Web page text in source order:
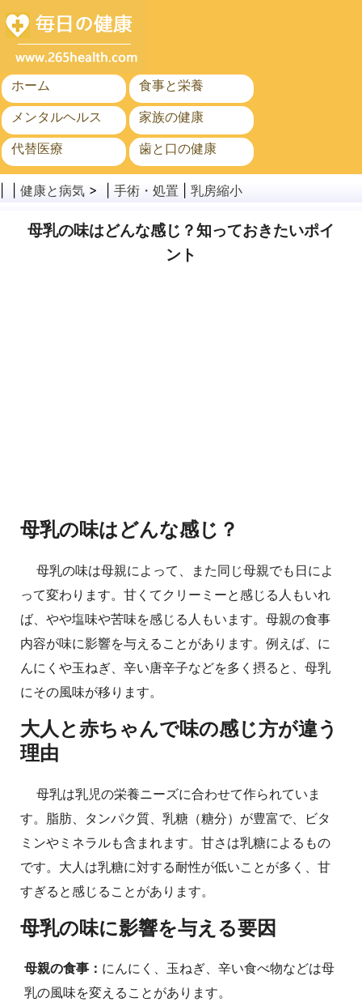
ホーム
食事と栄養
メンタルヘルス
家族の健康
代替医療
歯と口の健康
がん
公衆衛生
健康と病気 > | 手術・処置 乳房縮小
母乳の味はどんな感じ？知っておきたいポイ
ント
母乳の味はどんな感じ？
母乳の味は母親によって、また同じ母親でも日によ
って変わります。甘くてクリーミーと感じる人もいれ
ば、やや塩味や苦味を感じる人もいます。母親の食事
内容が味に影響を与えることがあります。例えば、に
んにくや玉ねぎ、辛い唐辛子などを多く摂ると、母乳
にその風味が移ります。
大人と赤ちゃんで味の感じ方が違う
理由
母乳は乳児の栄養ニーズに合わせて作られていま
す。脂肪、タンパク質、乳糖（糖分）が豊富で、ビタ
ミンやミネラルも含まれます。甘さは乳糖によるもの
です。大人は乳糖に対する耐性が低いことが多く、甘
すぎると感じることがあります。
母乳の味に影響を与える要因
母親の食事： にんにく、玉ねぎ、辛い食べ物などは母
乳の風味を変えることがあります。